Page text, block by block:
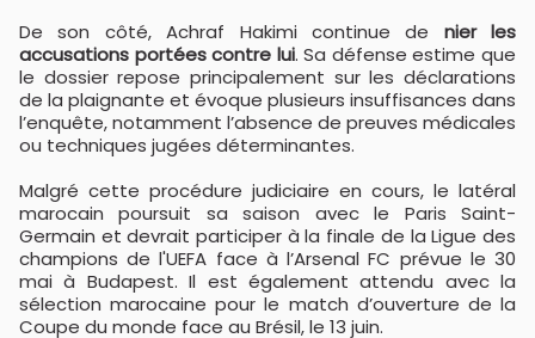
De son côté, Achraf Hakimi continue de nier les
accusations portées contre lui. Sa défense estime que
le dossier repose principalement sur les déclarations
de la plaignante et évoque plusieurs insuffisances dans
l’enquête, notamment l’absence de preuves médicales
ou techniques jugées déterminantes.
Malgré cette procédure judiciaire en cours, le latéral
marocain poursuit sa saison avec le Paris Saint-
Germain et devrait participer à la finale de la Ligue des
champions de l'UEFA face à l’Arsenal FC prévue le 30
mai à Budapest. Il est également attendu avec la
sélection marocaine pour le match d’ouverture de la
Coupe du monde face au Brésil, le 13 juin.